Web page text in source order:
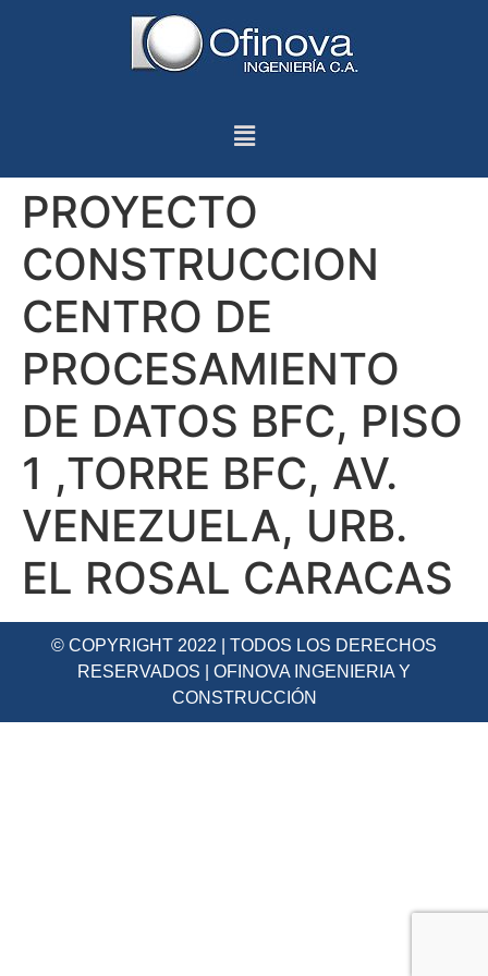
PROYECTO
CONSTRUCCION
CENTRO DE
PROCESAMIENTO
DE DATOS BFC, PISO
1 ,TORRE BFC, AV.
VENEZUELA, URB.
EL ROSAL CARACAS
© COPYRIGHT 2022 | TODOS LOS DERECHOS
RESERVADOS | OFINOVA INGENIERIA Y
CONSTRUCCIÓN